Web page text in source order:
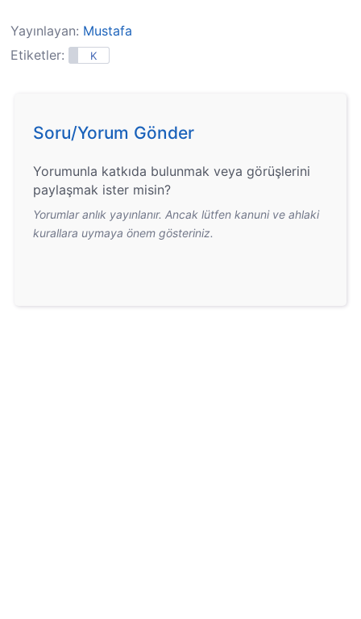
Yayınlayan: Mustafa
Etiketler:
K
Soru/Yorum Gönder
Yorumunla katkıda bulunmak veya görüşlerini
paylaşmak ister misin?
Yorumlar anlık yayınlanır. Ancak lütfen kanuni ve ahlaki
kurallara uymaya önem gösteriniz.